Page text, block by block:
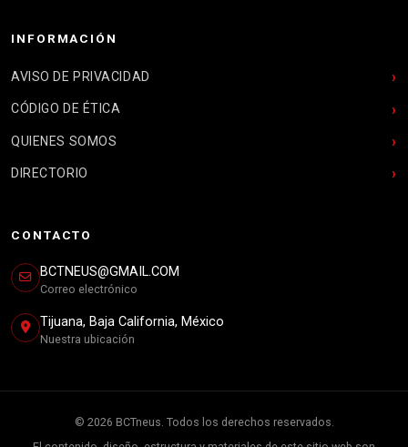
INFORMACIÓN
AVISO DE PRIVACIDAD
CÓDIGO DE ÉTICA
QUIENES SOMOS
DIRECTORIO
CONTACTO
BCTNEUS@GMAIL.COM
Correo electrónico
Tijuana, Baja California, México
Nuestra ubicación
© 2026 BCTneus. Todos los derechos reservados.